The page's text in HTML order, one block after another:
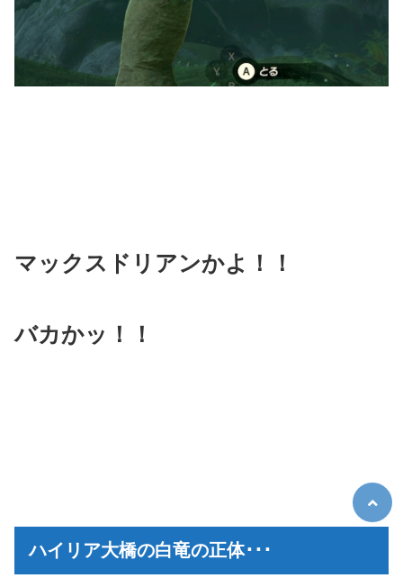
マックスドリアンかよ！！
バカかッ！！
ハイリア大橋の白竜の正体･･･